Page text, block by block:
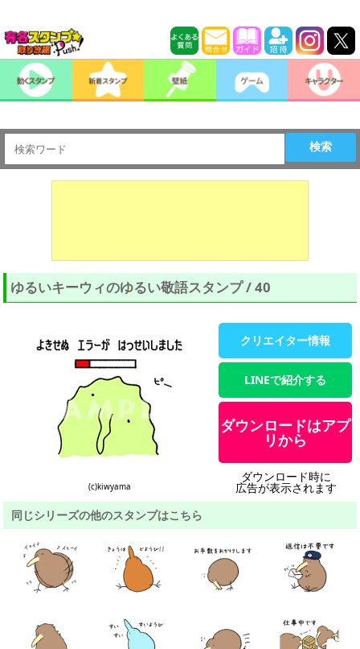
検索
ゆるいキーウィのゆるい敬語スタンプ / 40
(c)kiwyama
クリエイター情報
LINEで紹介する
ダウンロードはアプ
リから
ダウンロード時に
広告が表示されます
同じシリーズの他のスタンプはこちら